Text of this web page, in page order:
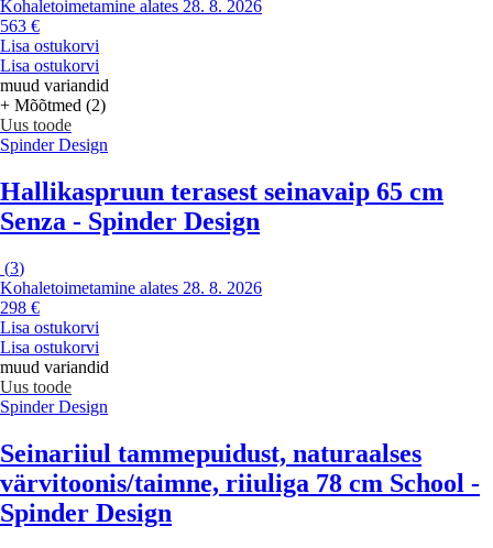
Kohaletoimetamine alates 28. 8. 2026
563 €
Lisa ostukorvi
Lisa ostukorvi
muud variandid
+ Mõõtmed (2)
Uus toode
Spinder Design
Hallikaspruun terasest seinavaip 65 cm
Senza - Spinder Design
(3)
Kohaletoimetamine alates 28. 8. 2026
298 €
Lisa ostukorvi
Lisa ostukorvi
muud variandid
Uus toode
Spinder Design
Seinariiul tammepuidust, naturaalses
värvitoonis/taimne, riiuliga 78 cm School -
Spinder Design